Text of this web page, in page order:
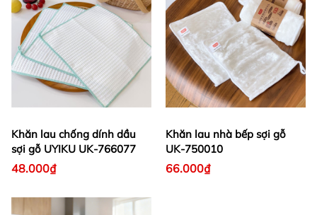
Khăn lau chống dính dầu
sợi gỗ UYIKU UK-766077
48.000₫
Khăn lau nhà bếp sợi gỗ
UK-750010
66.000₫